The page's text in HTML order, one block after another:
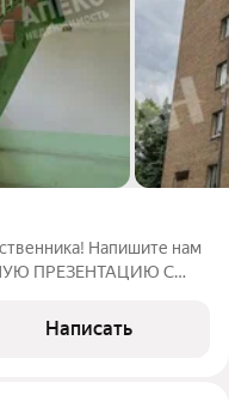
Напишите нам
ПРЕЗЕНТАЦИЮ С
метра в бизнес-
Написать